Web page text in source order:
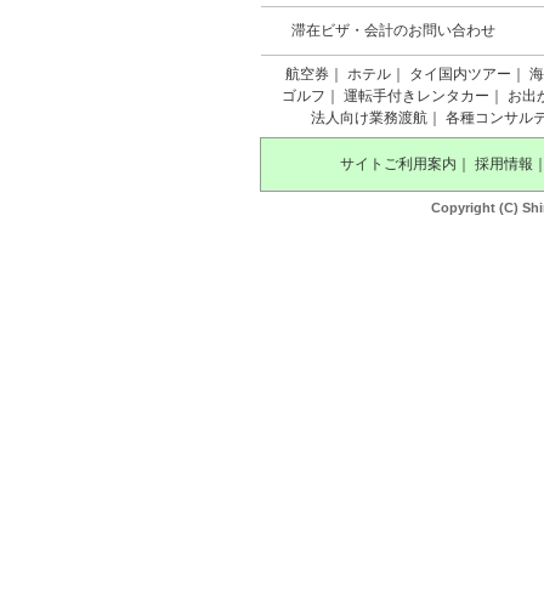
滞在ビザ・会計のお問い合わせ
航空券 ホテル タイ国内ツアー
ゴルフ
運転手付きレンタカー
お出
法人向け業務渡航
各種コンサル
サイトご利用案内 採用情報
Copyright (C)